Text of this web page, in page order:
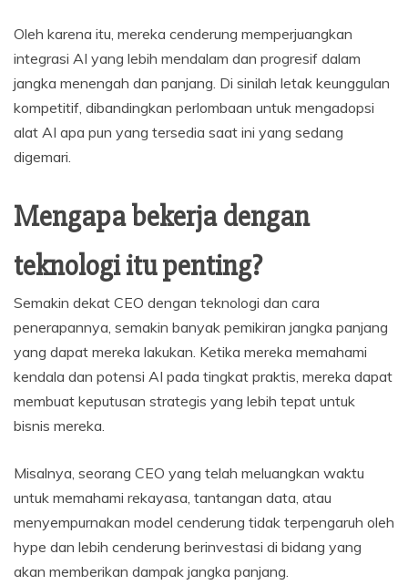
Oleh karena itu, mereka cenderung memperjuangkan
integrasi AI yang lebih mendalam dan progresif dalam
jangka menengah dan panjang. Di sinilah letak keunggulan
kompetitif, dibandingkan perlombaan untuk mengadopsi
alat AI apa pun yang tersedia saat ini yang sedang
digemari.
Mengapa bekerja dengan
teknologi itu penting?
Semakin dekat CEO dengan teknologi dan cara
penerapannya, semakin banyak pemikiran jangka panjang
yang dapat mereka lakukan. Ketika mereka memahami
kendala dan potensi AI pada tingkat praktis, mereka dapat
membuat keputusan strategis yang lebih tepat untuk
bisnis mereka.
Misalnya, seorang CEO yang telah meluangkan waktu
untuk memahami rekayasa, tantangan data, atau
menyempurnakan model cenderung tidak terpengaruh oleh
hype dan lebih cenderung berinvestasi di bidang yang
akan memberikan dampak jangka panjang.